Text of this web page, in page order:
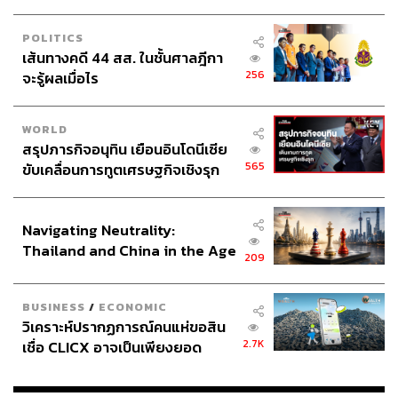
POLITICS
เส้นทางคดี 44 สส. ในชั้นศาลฎีกา
จะรู้ผลเมื่อไร
256
WORLD
สรุปภารกิจอนุทิน เยือนอินโดนีเซีย
ขับเคลื่อนการทูตเศรษฐกิจเชิงรุก
565
Navigating Neutrality:
Thailand and China in the Age
209
BUSINESS / ECONOMIC
วิเคราะห์ปรากฏการณ์คนแห่ขอสิน
เชื่อ CLICX อาจเป็นเพียงยอด
เรือนไทยที่ถูกซุกไว้
2.7K